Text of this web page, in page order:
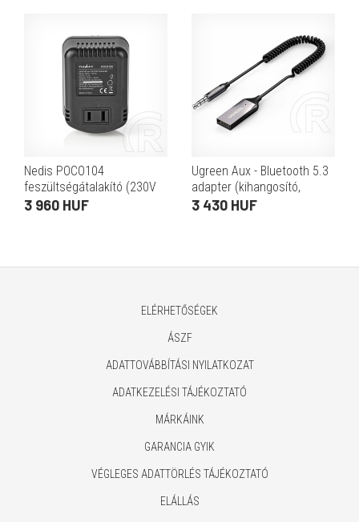
Nedis POCO104
feszültségátalakító (230V
AC › 110V AC, 30W,
3 960 HUF
Ugreen Aux - Bluetooth 5.3
adapter (kihangosító,
3,5mm Jack, autós,
3 430 HUF
ELÉRHETŐSÉGEK
ÁSZF
ADATTOVÁBBÍTÁSI NYILATKOZAT
ADATKEZELÉSI TÁJÉKOZTATÓ
MÁRKÁINK
GARANCIA GYIK
VÉGLEGES ADATTÖRLÉS TÁJÉKOZTATÓ
ELÁLLÁS